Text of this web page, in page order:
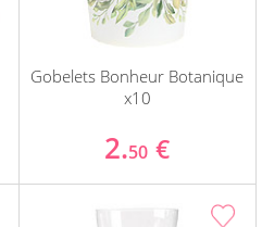
Gobelets Bonheur Botanique
x10
2.50 €